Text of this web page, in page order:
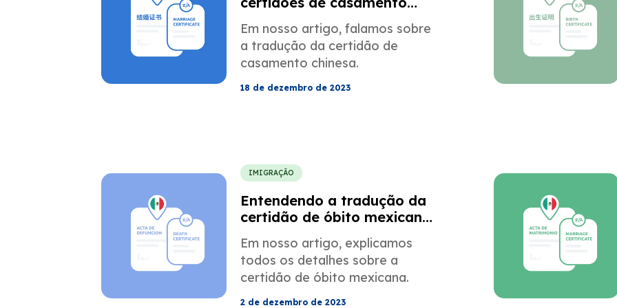
Em nosso artigo, falamos sobre
a tradução da certidão de
casamento chinesa.
18 de dezembro de 2023
IMIGRAÇÃO
Entendendo a tradução da
certidão de óbito mexicana
para a migração dos EUA
Em nosso artigo, explicamos
todos os detalhes sobre a
certidão de óbito mexicana.
2 de dezembro de 2023